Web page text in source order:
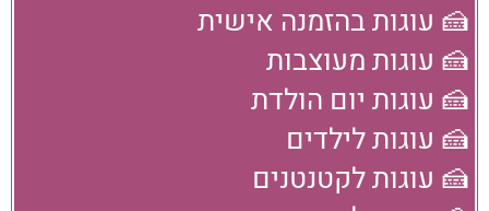
🍰 עוגות בהזמנה אישית
🍰 עוגות מעוצבות
🍰 עוגות יום הולדת
🍰 עוגות לילדים
🍰 עוגות לקטנטנים